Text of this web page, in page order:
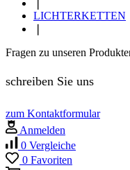
LICHTERKETTEN
Fragen zu unseren
schreiben Sie uns
zum Kontaktformular
Anmelden
0 Vergleiche
0 Favoriten